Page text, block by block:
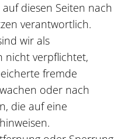
diesen Seiten nach
verantwortlich.
wir als
nicht verpflichtet,
fremde
oder nach
die auf eine